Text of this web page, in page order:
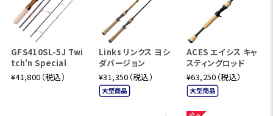
GFS410SL-5J Twi
tch'n Special
¥41,800（税込）
Links リンクス ヨシ
ダバージョン
¥31,350（税込）
ACES エイシス キャ
スティングロッド
¥63,250（税込）